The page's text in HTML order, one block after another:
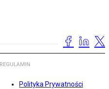
REGULAMIN
Polityka Prywatności